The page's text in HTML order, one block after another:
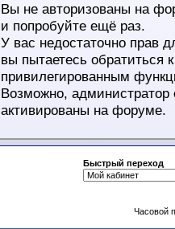
Вы не авторизованы на
и попробуйте ещё раз.
У вас недостаточно прав
вы пытаетесь обратиться
привилегированным
Возможно,
активированы на форуме.
Быстрый переход
Часовой